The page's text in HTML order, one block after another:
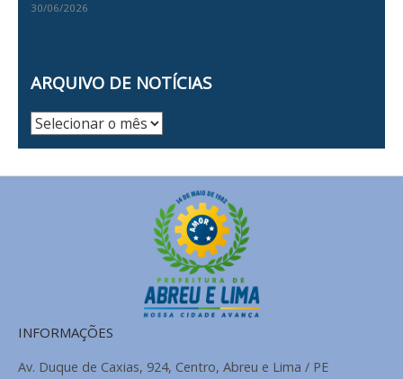
30/06/2026
ARQUIVO DE NOTÍCIAS
Arquivo
INFORMAÇÕES
Av. Duque de Caxias, 924, Centro, Abreu e Lima / PE